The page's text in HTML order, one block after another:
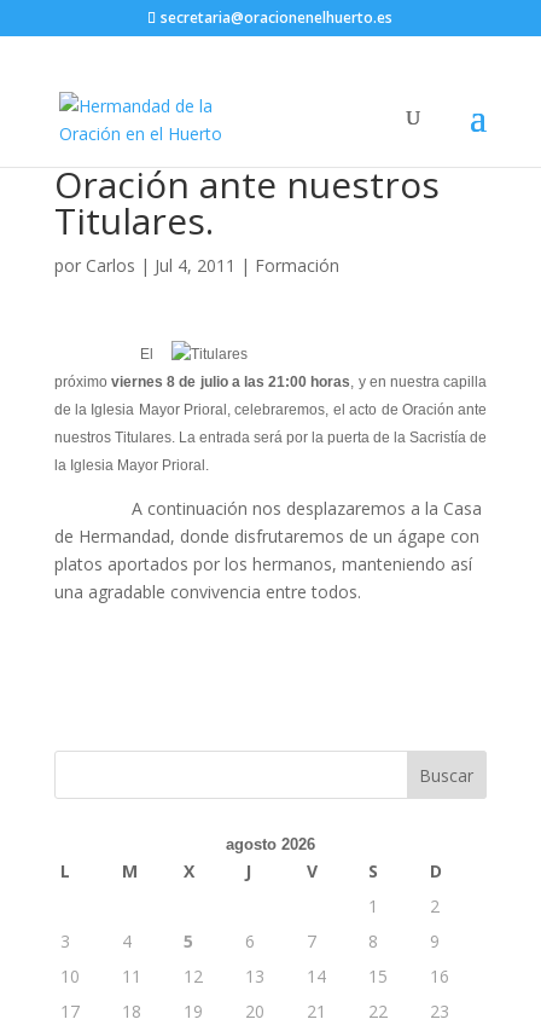
secretaria@oracionenelhuerto.es
Oración ante nuestros
Titulares.
por Carlos | Jul 4, 2011 | Formación
El
próximo viernes 8 de julio a las 21:00 horas, y en nuestra capilla
de la Iglesia Mayor Prioral, celebraremos, el acto de Oración ante
nuestros Titulares. La entrada será por la puerta de la Sacristía de
la Iglesia Mayor Prioral.
A continuación nos desplazaremos a la Casa
de Hermandad, donde disfrutaremos de un ágape con
platos aportados por los hermanos, manteniendo así
una agradable convivencia entre todos.
agosto 2026
L M X J V S
D
1
2
3
4 5 6 7 8
9
10
11 12 13 14 15
16
17
18 19 20 21 22
23